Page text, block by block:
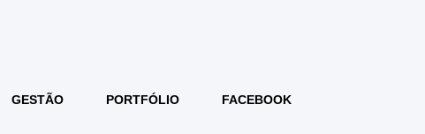
GESTÃO PORTFÓLIO FACEBOOK